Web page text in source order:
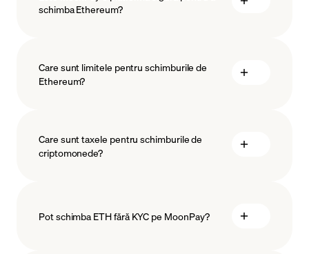
schimba Ethereum?
Care sunt limitele pentru schimburile de
Ethereum?
Care sunt taxele pentru schimburile de
criptomonede?
Pot schimba ETH fără KYC pe MoonPay?